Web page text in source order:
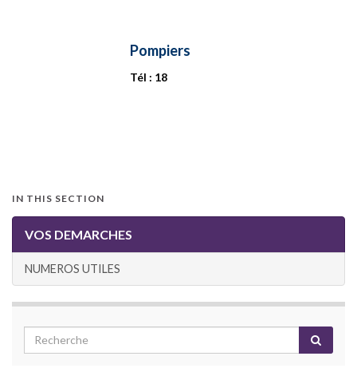
Pompiers
Tél : 18
IN THIS SECTION
VOS DEMARCHES
NUMEROS UTILES